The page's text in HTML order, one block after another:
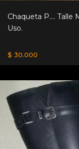
Chaqueta P....
Uso.
$ 30.000